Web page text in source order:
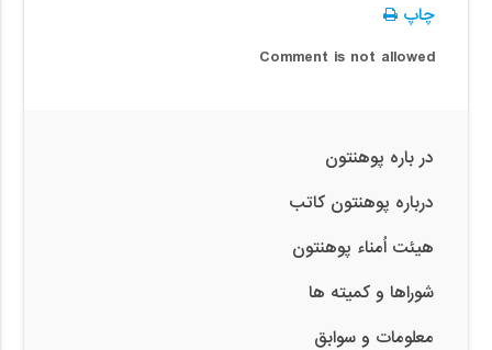
چاپ
Comment is not allowed
در باره پوهنتون
درباره پوهنتون کاتب
هیئت اُمناء پوهنتون
شوراها و کمیته ها
معلومات و سوابق